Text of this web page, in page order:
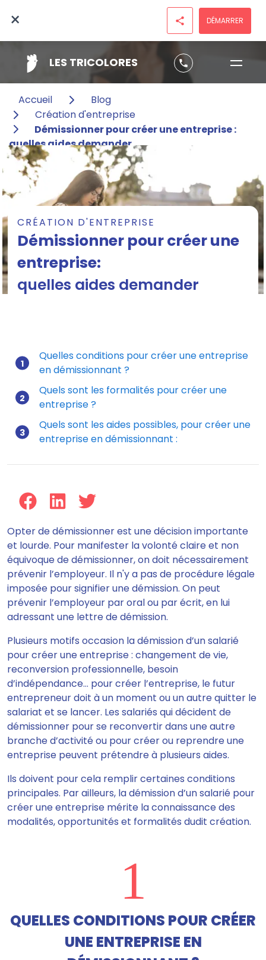
LES TRICOLORES phone
× share DÉMARRER
Accueil
Blog
Création d'entreprise
Démissionner pour créer une entreprise :
quelles aides demander
CRÉATION D'ENTREPRISE
Démissionner pour créer une
entreprise:
quelles aides demander
Mis à jour le 01/02/2023
Quelles conditions pour créer une entreprise
en démissionnant ?
Quels sont les formalités pour créer une
entreprise ?
Quels sont les aides possibles, pour créer une
entreprise en démissionnant :
Opter de démissionner est une décision importante
et lourde. Pour manifester la volonté claire et non
équivoque de démissionner,on doit nécessairement
prévenir l’employeur. Il n'y a pas de procédure légale
imposée pour signifier une démission. On peut
prévenir l’employeur par oral ou par écrit,en lui
adressant une lettre de démission.
Plusieurs motifs occasion la démission d’un salarié
pour créer une entreprise : changement de vie,
reconversion professionnelle, besoin
d’indépendance… pour créer l’entreprise, le futur
entrepreneur doit à un moment ou un autre quitter le
salariat et se lancer. Les salariés qui décident de
démissionner pour se reconvertir dans une autre
branche d’activité ou pour créer ou reprendre une
entreprise peuvent prétendre à plusieurs aides.
Ils doivent pour cela remplir certaines conditions
principales. Par ailleurs, la démission d’un salarié pour
créer une entreprise mérite la connaissance des
modalités, opportunités et formalités dudit création.
1
QUELLES CONDITIONS POUR CRÉER
UNE ENTREPRISE EN